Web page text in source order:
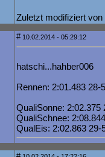
Zuletzt modifiziert
#10.02.2014 - 05:29:12
hatschi...hahber006
Rennen: 2:01.483 28-
QualiSonne: 2:02.375
QualiSchnee:
QualEis: 2:02.863 29-